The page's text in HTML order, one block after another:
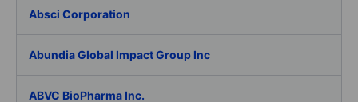
Absci Corporation
Abundia Global Impact Group Inc
ABVC BioPharma Inc.